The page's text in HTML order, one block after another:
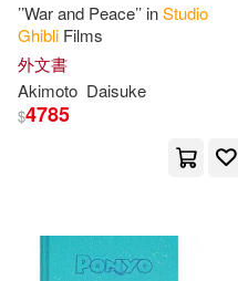
’’War and Peace’’ inStudio
Ghibli Films
外文書
Akimoto Daisuke
$4785